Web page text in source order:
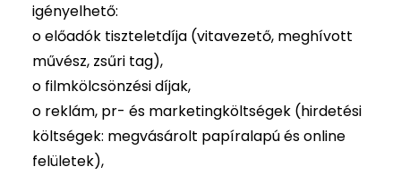
igényelhető:
o előadók tiszteletdíja (vitavezető, meghívott
művész, zsűri tag),
o filmkölcsönzési díjak,
o reklám, pr- és marketingköltségek (hirdetési
költségek: megvásárolt papíralapú és online
felületek),